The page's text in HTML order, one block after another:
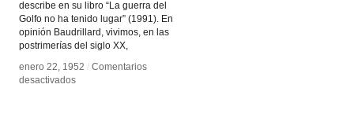
describe en su libro “La guerra del
Golfo no ha tenido lugar” (1991). En
opinión Baudrillard, vivimos, en las
postrimerías del siglo XX,
enero 22, 1952 / Comentarios
desactivadosen
enero 22, 1952 / Comentarios
desactivadosen